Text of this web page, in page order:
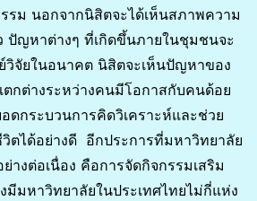
ม นอกจากนิสิตจะได้เห็นสภาพความ
ปัญหาต่างๆ ที่เกิดขึ้นภายในชุมชนจะ
วิจัยในอนาคต นิสิตจะเห็นปัญหาของ
กต่างระหว่างคนมีโอกาสกับคนด้อย
ดกระบวนการคิดวิเคราะห์และช่วย
ตได้อย่างดี อีกประการที่มหาวิทยาลัย
งต่อเนื่อง คือการจัดกิจกรรมเสริม
มหาวิทยาลัยในประเทศไทยไม่กี่แห่ง